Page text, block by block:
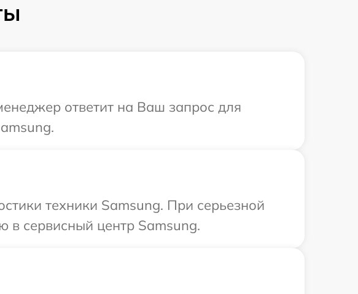
ответит на Ваш запрос для
техники Samsung. При серьезной
в сервисный центр Samsung.